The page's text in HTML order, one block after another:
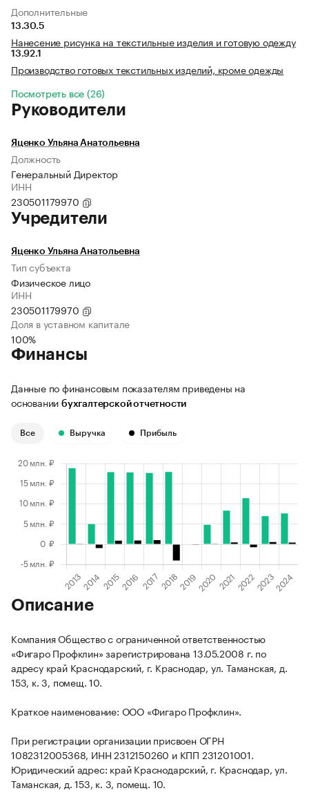
Дополнительные
13.30.5
Нанесение рисунка на текстильные изделия и готовую одежду
13.92.1
Производство готовых текстильных изделий, кроме одежды
Посмотреть все (26)
Руководители
Яценко Ульяна Анатольевна
Должность
Генеральный Директор
ИНН
230501179970
Учредители
Яценко Ульяна Анатольевна
Тип субъекта
Физическое лицо
ИНН
230501179970
Доля в уставном капитале
100%
Финансы
Данные по финансовым показателям приведены на
основании бухгалтерской отчетности
Все Выручка Прибыль
Описание
Компания Общество с ограниченной ответственностью
«Фигаро Профклин» зарегистрирована 13.05.2008 г. по
адресу край Краснодарский, г. Краснодар, ул. Таманская, д.
153, к. 3, помещ. 10.
Краткое наименование: ООО «Фигаро Профклин».
При регистрации организации присвоен ОГРН
1082312005368, ИНН 2312150260 и КПП 231201001.
Юридический адрес: край Краснодарский, г. Краснодар, ул.
Таманская, д. 153, к. 3, помещ. 10.